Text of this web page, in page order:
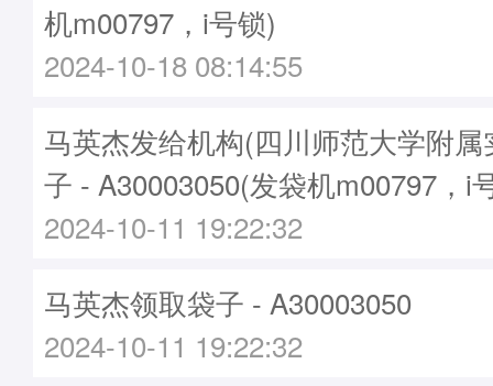
机m00797，i号锁)
2024-10-18 08:14:55
马英杰发给机构(四川师范大学附
子 - A30003050(发袋机m00797，i
2024-10-11 19:22:32
马英杰领取袋子 - A30003050
2024-10-11 19:22:32